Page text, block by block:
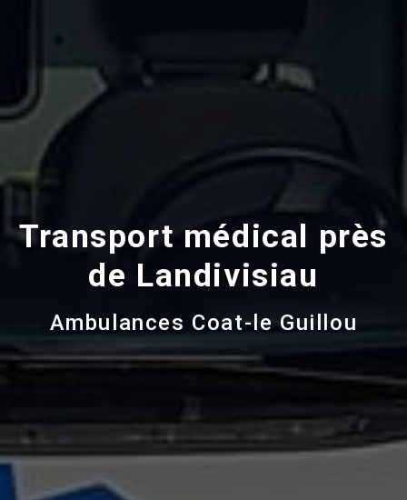
Transport médical près
de Landivisiau
Ambulances Coat-le Guillou